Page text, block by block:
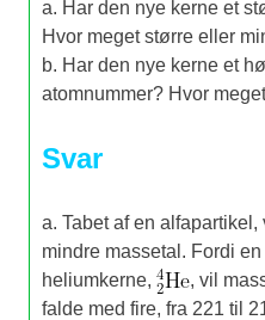
a. Har den nye kerne et
Hvor meget større eller
b. Har den nye kerne et
atomnummer? Hvor
Svar
a. Tabet af en
mindre massetal. Fordi
heliumkerne,
, vil
falde med fire, fra 221 til